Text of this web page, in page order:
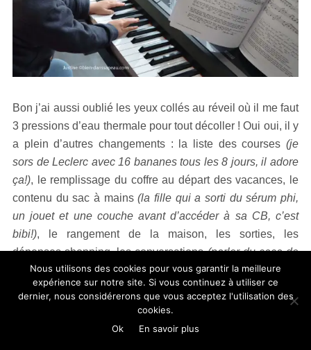
Bon j’ai aussi oublié les yeux collés au réveil où il me faut
3 pressions d’eau thermale pour tout décoller ! Oui oui, il y
a plein d’autres changements : la liste des courses (je
sors de Leclerc avec 16 bananes tous les 8 jours, il adore
ça!), le remplissage du coffre au départ des vacances, le
contenu du sac à mains(la fille qui a sorti du sérum phi,
un jouet et une couche avant d’accéder à sa CB, c’est
bibi!), le rangement de la maison, les sorties, les
dépenses shopping, les conversations(parler du caca de
Poutch à table, fait!), le timing pour se maquiller avec un
gosse qui prend le Beauty Blender pour un mini-ballon de
rugby, les photos de ton téléphone
(mais où est le chien
, les cris d’extase quand il te ramène son
Nous utilisons des cookies pour vous garantir la meilleure
expérience sur notre site. Si vous continuez à utiliser ce
dernier, nous considérerons que vous acceptez l'utilisation des
cookies.
Ok
En savoir plus